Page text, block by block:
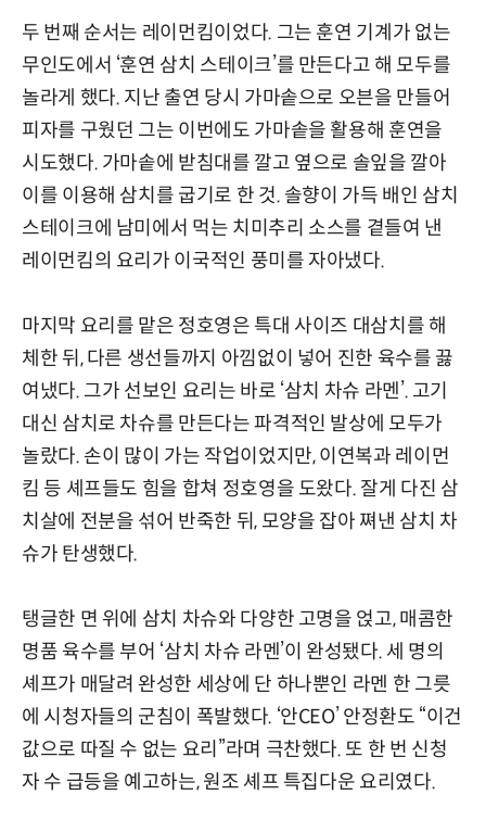
두 번째 순서는 레이먼킴이었다. 그는 훈연 기계가 없는
무인도에서 ‘훈연 삼치 스테이크’를 만든다고 해 모두를
놀라게 했다. 지난 출연 당시 가마솥으로 오븐을 만들어
피자를 구웠던 그는 이번에도 가마솥을 활용해 훈연을
시도했다. 가마솥에 받침대를 깔고 옆으로 솔잎을 깔아
이를 이용해 삼치를 굽기로 한 것. 솔향이 가득 배인 삼치
스테이크에 남미에서 먹는 치미추리 소스를 곁들여 낸
레이먼킴의 요리가 이국적인 풍미를 자아냈다.
마지막 요리를 맡은 정호영은 특대 사이즈 대삼치를 해
체한 뒤, 다른 생선들까지 아낌없이 넣어 진한 육수를 끓
여냈다. 그가 선보인 요리는 바로 ‘삼치 차슈 라멘’. 고기
대신 삼치로 차슈를 만든다는 파격적인 발상에 모두가
놀랐다. 손이 많이 가는 작업이었지만, 이연복과 레이먼
킴 등 셰프들도 힘을 합쳐 정호영을 도왔다. 잘게 다진 삼
치살에 전분을 섞어 반죽한 뒤, 모양을 잡아 쪄낸 삼치 차
슈가 탄생했다.
탱글한 면 위에 삼치 차슈와 다양한 고명을 얹고, 매콤한
명품 육수를 부어 ‘삼치 차슈 라멘’이 완성됐다. 세 명의
셰프가 매달려 완성한 세상에 단 하나뿐인 라멘 한 그릇
에 시청자들의 군침이 폭발했다. ‘안CEO’ 안정환도 “이건
값으로 따질 수 없는 요리”라며 극찬했다. 또 한 번 신청
자 수 급등을 예고하는, 원조 셰프 특집다운 요리였다.